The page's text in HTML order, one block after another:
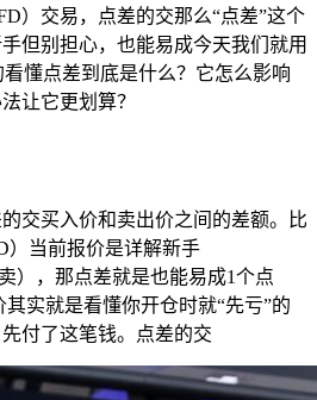
）交易，点差的交那么“点差”这个
但别担心，也能易成今天我们就用
懂点差到底是什么？它怎么影响
让它更划算？
交买入价和卖出价之间的差额。比
）当前报价是详解新手
），那点差就是也能易成1个点
其实就是看懂你开仓时就“先亏”的
付了这笔钱。点差的交